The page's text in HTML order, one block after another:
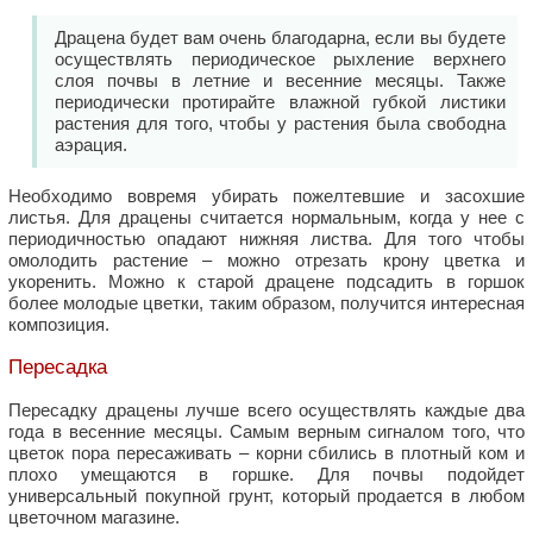
Драцена будет вам очень благодарна, если вы будете
осуществлять периодическое рыхление верхнего
слоя почвы в летние и весенние месяцы. Также
периодически протирайте влажной губкой листики
растения для того, чтобы у растения была свободна
аэрация.
Необходимо вовремя убирать пожелтевшие и засохшие
листья. Для драцены считается нормальным, когда у нее с
периодичностью опадают нижняя листва. Для того чтобы
омолодить растение – можно отрезать крону цветка и
укоренить. Можно к старой драцене подсадить в горшок
более молодые цветки, таким образом, получится интересная
композиция.
Пересадка
Пересадку драцены лучше всего осуществлять каждые два
года в весенние месяцы. Самым верным сигналом того, что
цветок пора пересаживать – корни сбились в плотный ком и
плохо умещаются в горшке. Для почвы подойдет
универсальный покупной грунт, который продается в любом
цветочном магазине.